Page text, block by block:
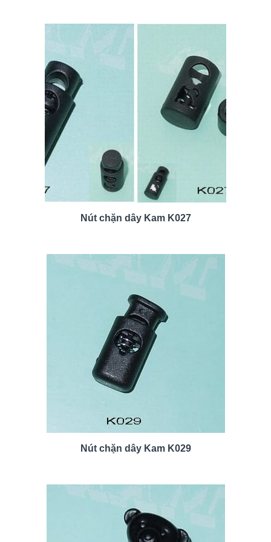
Nút chặn dây Kam K027
Nút chặn dây Kam K029